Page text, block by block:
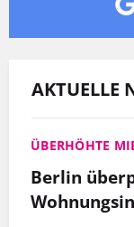
AKTUELLE
ÜBERHÖHTE
Berlin